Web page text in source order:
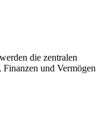
die zentralen
und Vermögen